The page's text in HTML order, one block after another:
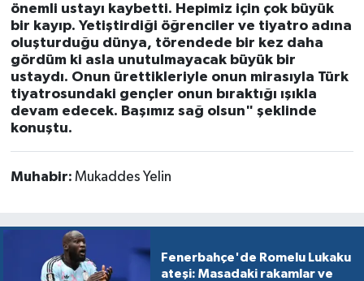
önemli ustayı kaybetti. Hepimiz için çok büyük
bir kayıp. Yetiştirdiği öğrenciler ve tiyatro adına
oluşturduğu dünya, törendede bir kez daha
gördüm ki asla unutulmayacak büyük bir
ustaydı. Onun ürettikleriyle onun mirasıyla Türk
tiyatrosundaki gençler onun bıraktığı ışıkla
devam edecek. Başımız sağ olsun" şeklinde
konuştu.
Muhabir: Mukaddes Yelin
Fenerbahçe'de Romelu Lukaku
ateşi: Masadaki rakamlar ve